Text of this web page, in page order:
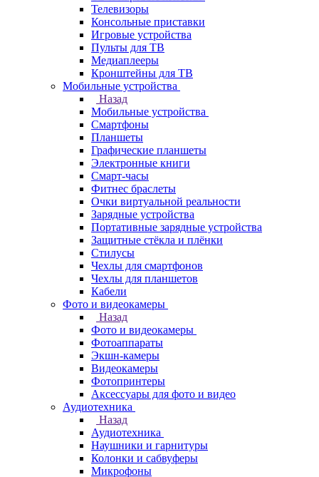
Телевизоры
Консольные приставки
Игровые устройства
Пульты для ТВ
Медиаплееры
Кронштейны для ТВ
Мобильные устройства
Назад
Мобильные устройства
Смартфоны
Планшеты
Графические планшеты
Электронные книги
Смарт-часы
Фитнес браслеты
Очки виртуальной реальности
Зарядные устройства
Портативные зарядные устройства
Защитные стёкла и плёнки
Стилусы
Чехлы для смартфонов
Чехлы для планшетов
Кабели
Фото и видеокамеры
Назад
Фото и видеокамеры
Фотоаппараты
Экшн-камеры
Видеокамеры
Фотопринтеры
Аксессуары для фото и видео
Аудиотехника
Назад
Аудиотехника
Наушники и гарнитуры
Колонки и сабвуферы
Микрофоны